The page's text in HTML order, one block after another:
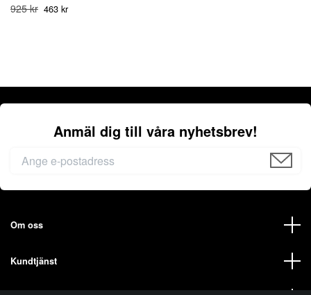
925 kr 463 kr
Anmäl dig till våra nyhetsbrev!
Om oss
Kundtjänst